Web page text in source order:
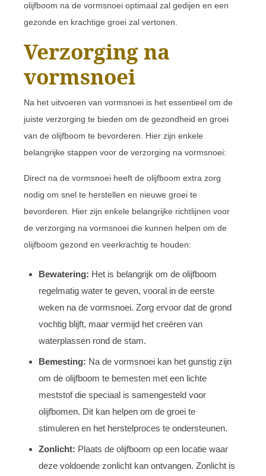
olijfboom na de vormsnoei optimaal zal gedijen en een
gezonde en krachtige groei zal vertonen.
Verzorging na
vormsnoei
Na het uitvoeren van vormsnoei is het essentieel om de
juiste verzorging te bieden om de gezondheid en groei
van de olijfboom te bevorderen. Hier zijn enkele
belangrijke stappen voor de verzorging na vormsnoei:
Direct na de vormsnoei heeft de olijfboom extra zorg
nodig om snel te herstellen en nieuwe groei te
bevorderen. Hier zijn enkele belangrijke richtlijnen voor
de verzorging na vormsnoei die kunnen helpen om de
olijfboom gezond en veerkrachtig te houden:
Bewatering: Het is belangrijk om de olijfboom
regelmatig water te geven, vooral in de eerste
weken na de vormsnoei. Zorg ervoor dat de grond
vochtig blijft, maar vermijd het creëren van
waterplassen rond de stam.
Bemesting: Na de vormsnoei kan het gunstig zijn
om de olijfboom te bemesten met een lichte
meststof die speciaal is samengesteld voor
olijfbomen. Dit kan helpen om de groei te
stimuleren en het herstelproces te ondersteunen.
Zonlicht: Plaats de olijfboom op een locatie waar
deze voldoende zonlicht kan ontvangen. Zonlicht is